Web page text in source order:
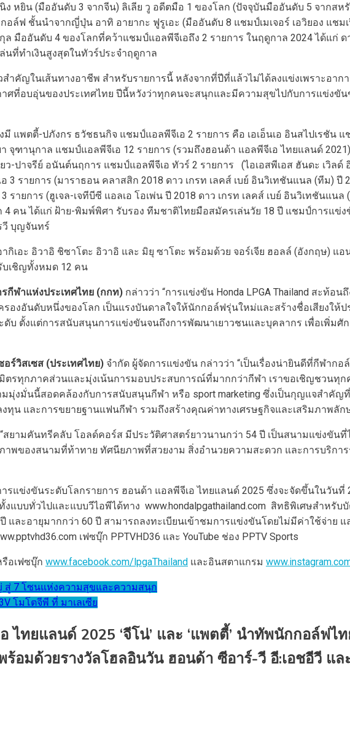
ยิน (มืออันดับ 3 จากจีน) ลิเลีย วู อดีตมือ 1 ของโลก (ปัจจุบันมืออันดับ 5 จากสห
อล์ฟ ชั้นนำจากญี่ปุ่น อาทิ อายากะ ฟูรูเอะ (มืออันดับ 8 แชมป์เมเจอร์ เอวิยอง แช
ล มืออันดับ 4 ของโลกที่คว้าแชมป์แอลพีจีเอถึง 2 รายการ ในฤดูกาล 2024 ได้แก่
นที่ทำเงินสูงสุดในทัวร์ประจำฤดูกาล
คัญในเส้นทางอาชีพ สำหรับรายการนี้ หลังจากที่ปีที่แล้วไม่ได้ลงแข่งเพราะอากา
ที่อบอุ่นของประเทศไทย ปีนี้หวังว่าทุกคนจะสนุกและมีความสุขไปกับการแข่งขัน
พตตี้-ปภังกร ธวัชธนกิจ แชมป์แอลพีจีเอ 2 รายการ คือ เอเอ็นเอ อินสไปเรชัน แ
จุฑานุกาล แชมป์แอลพีจีเอ 12 รายการ (รวมถึงฮอนด้า แอลพีจีเอ ไทยแลนด์
ว-ปาจรีย์ อนันต์นฤการ แชมป์แอลพีจีเอ ทัวร์ 2 รายการ (ไอเอสพีเอส ฮันดะ เวิล
รายการ (มาราธอน คลาสสิก 2018 ดาว เกรท เลคส์ เบย์ อินวิเทชันแนล (ทีม) ปี
ยการ (ฮูเจล-เจทีบีซี แอลเอ โอเพ่น ปี 2018 ดาว เกรท เลคส์ เบย์ อินวิเทชันแน
น ได้แก่ ฝ้าย-พิมพ์พิศา รับรอง ทีมชาติไทยมือสมัครเล่นวัย 18 ปี แชมป์การแข่งขั
วี บุญจันทร์
เอะ อิวาอิ ชิซาโตะ อิวาอิ และ มิยุ ซาโตะ พร้อมด้วย จอร์เจีย ฮอลล์ (อังกฤษ) แ
บเชิญทั้งหมด 12 คน
กีฬาแห่งประเทศไทย (กกท) กล่าวว่า “การแข่งขัน Honda LPGA Thailand สะท้อ
องอันดับหนึ่งของโลก เป็นแรงบันดาลใจให้นักกอล์ฟรุ่นใหม่และสร้างชื่อเสียงให้
ตั้งแต่การสนับสนุนการแข่งขันจนถึงการพัฒนาเยาวชนและบุคลากร เพื่อเพิ่มศั
ร์วิสเซส (ประเทศไทย) จำกัด ผู้จัดการแข่งขัน กล่าวว่า “เป็นเรื่องน่ายินดีที่กีฬาก
รทุกภาคส่วนและมุ่งเน้นการมอบประสบการณ์ที่มากกว่ากีฬา เราขอเชิญชวนทุ
งมั่นนี้สอดคล้องกับการสนับสนุนกีฬา หรือ sport marketing ซึ่งเป็นกุญแจสำคัญ
น และการขยายฐานแฟนกีฬา รวมถึงสร้างคุณค่าทางเศรษฐกิจและเสริมภาพลัก
สยามคันทรีคลับ โอลด์คอร์ส มีประวัติศาสตร์ยาวนานกว่า 54 ปี เป็นสนามแข่งขัน
ของสนามที่ท้าทาย ทัศนียภาพที่สวยงาม สิ่งอำนวยความสะดวก และการบริกา
ข่งขันระดับโลกรายการ ฮอนด้า แอลพีจีเอ ไทยแลนด์ 2025 ซึ่งจะจัดขึ้นในวัน
บทั่วไปและแบบวีไอพีได้ทาง www.hondalpgathailand.com สิทธิพิเศษสำหรับ
และอายุมากกว่า 60 ปี สามารถลงทะเบียนเข้าชมการแข่งขันโดยไม่มีค่าใช้จ่าย
เฟซบุ๊ก PPTVHD36 และ YouTube ช่อง PPTV Sports
อเฟซบุ๊ก www.facebook.com/lpgaThailand และอินสตาแกรม
สู่ 7 โซนแห่งความสุขและความสนุก
โมโตจีพี ที่ มาเลเซีย
ไทยแลนด์ 2025 ‘จีโน่’ และ ‘แพตตี้’ นำทัพนักกอล์ฟไ
ร้อมด้วยรางวัลโฮลอินวัน ฮอนด้า ซีอาร์-วี อี:เอชอีวี